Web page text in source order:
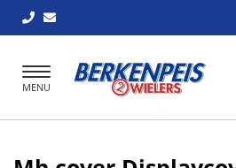
Toggle
navigation
MENU